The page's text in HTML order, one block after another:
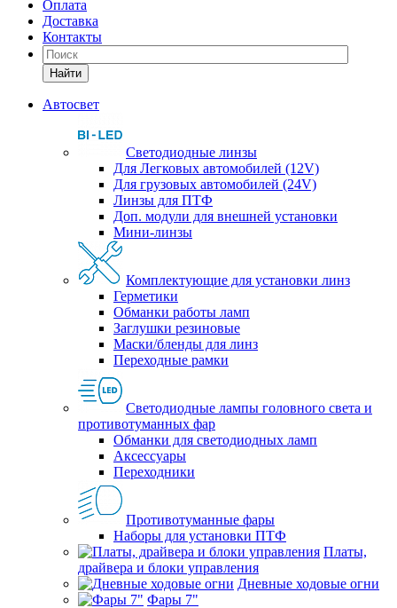
Оплата
Доставка
Контакты
Найти
Автосвет
Светодиодные линзы
Для Легковых автомобилей (12V)
Для грузовых автомобилей (24V)
Линзы для ПТФ
Доп. модули для внешней установки
Мини-линзы
Комплектующие для установки линз
Герметики
Обманки работы ламп
Заглушки резиновые
Маски/бленды для линз
Переходные рамки
Светодиодные лампы головного света и
противотуманных фар
Обманки для светодиодных ламп
Аксессуары
Переходники
Противотуманные фары
Наборы для установки ПТФ
Платы,
драйвера и блоки управления
Дневные ходовые огни
Фары 7"